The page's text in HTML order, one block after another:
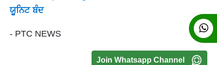
ਯੂਨਿਟ ਬੰਦ
- PTC NEWS
Join Whatsapp Channel